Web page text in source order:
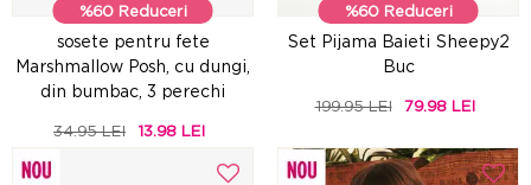
%60 Reduceri
sosete pentru fete
Marshmallow Posh, cu dungi,
din bumbac, 3 perechi
34.95 LEI 13.98 LEI
%60 Reduceri
Set Pijama Baieti Sheepy2
Buc
199.95 LEI 79.98 LEI